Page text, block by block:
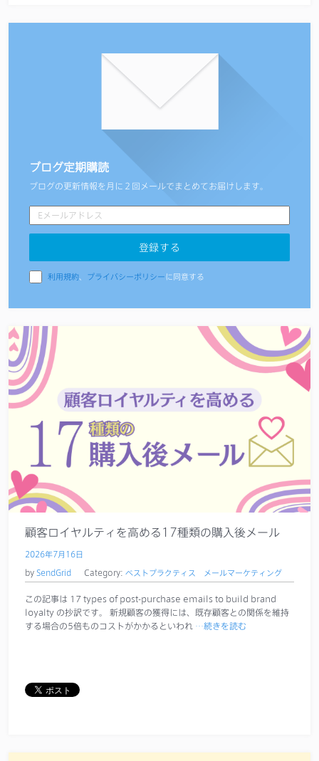
ブログ定期購読
ブログの更新情報を月に２回メールでまとめてお届けします。
利用規約、 プライバシーポリシーに同意する
顧客ロイヤルティを高める17種類の購入後メール
2026年7月16日
by SendGrid Category: ベストプラクティス メールマーケティング
この記事は 17 types of post-purchase emails to build brand
loyalty の抄訳です。 新規顧客の獲得には、既存顧客との関係を維持
する場合の5倍ものコストがかかるといわれ …続きを読む